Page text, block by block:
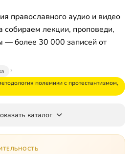
православного аудио и видео
собираем лекции, проповеди,
— более 30 000 записей от
полемики с протестантизмом,
каталог